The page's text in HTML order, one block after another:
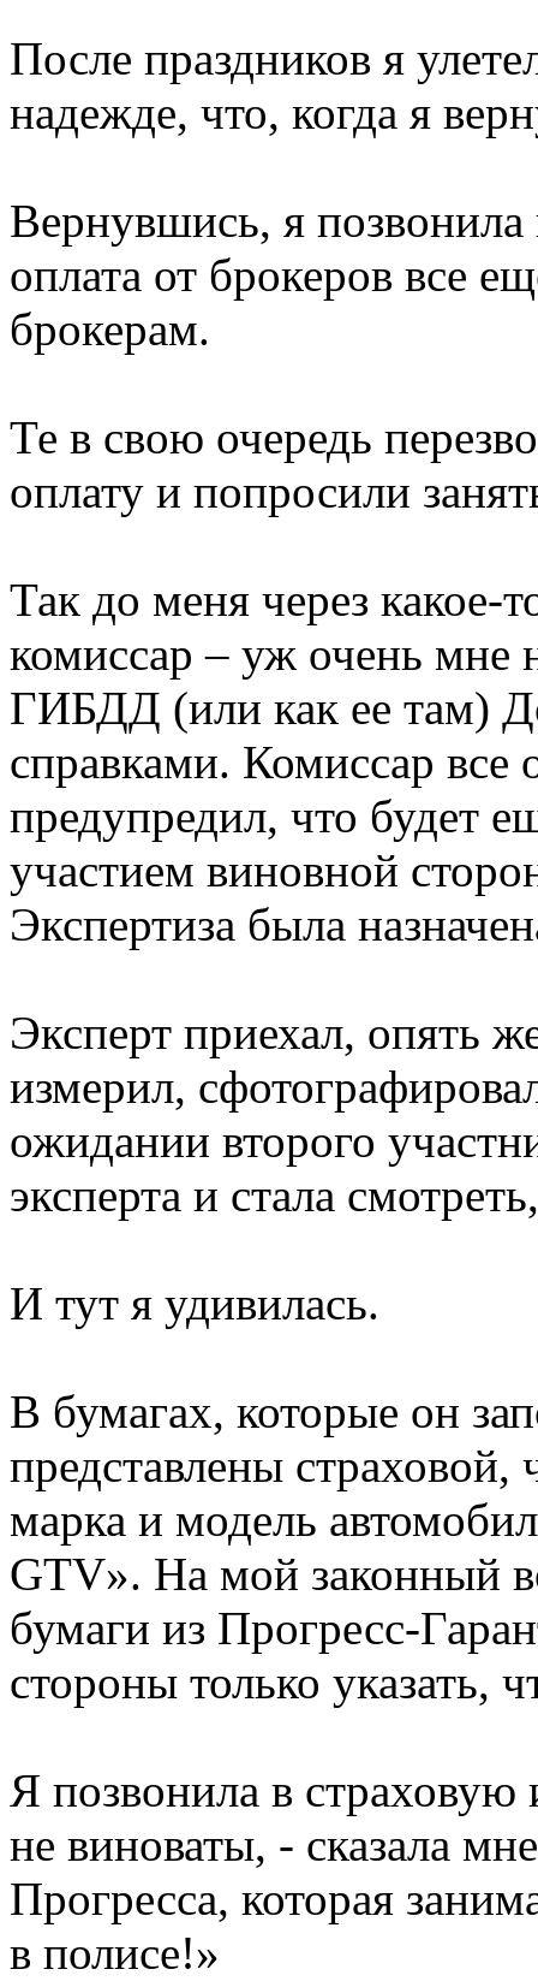
После праздников я
надежде, что, когда я
Вернувшись, я позвонила
оплата от брокеров все
брокерам.
Те в свою очередь
оплату и попросили
Так до меня через какое-
комиссар – уж очень мне
ГИБДД (или как ее там)
справками. Комиссар все
предупредил, что будет
участием виновной
Экспертиза была
Эксперт приехал, опять
измерил,
ожидании второго
эксперта и стала
И тут я удивилась.
В бумагах, которые он
представлены
марка и модель
GTV». На мой законный
бумаги из Прогресс-
стороны только указать,
Я позвонила в
не виноваты, - сказала
Прогресса, которая
в полисе!»